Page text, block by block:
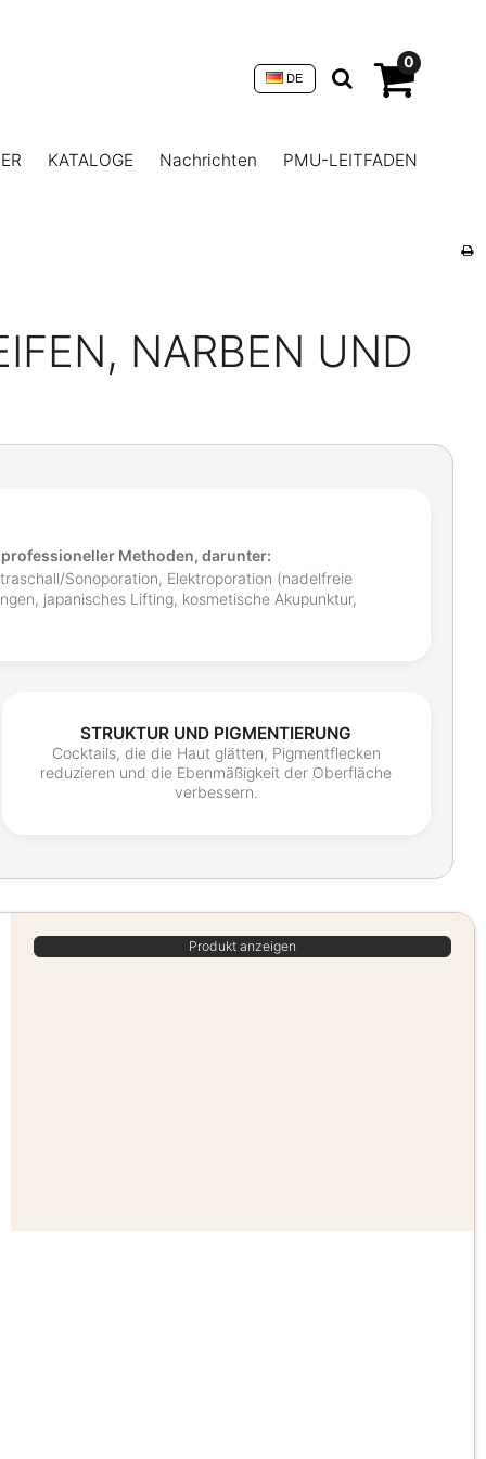
0
DE
KATALOGE Nachrichten
PMU-LEITFADEN
NARBEN UND
Methoden, darunter:
Sonoporation, Elektroporation (nadelfreie
japanisches Lifting, kosmetische Akupunktur,
STRUKTUR UND PIGMENTIERUNG
Cocktails, die die Haut glätten, Pigmentflecken
reduzieren und die Ebenmäßigkeit der Oberfläche
verbessern.
Produkt anzeigen